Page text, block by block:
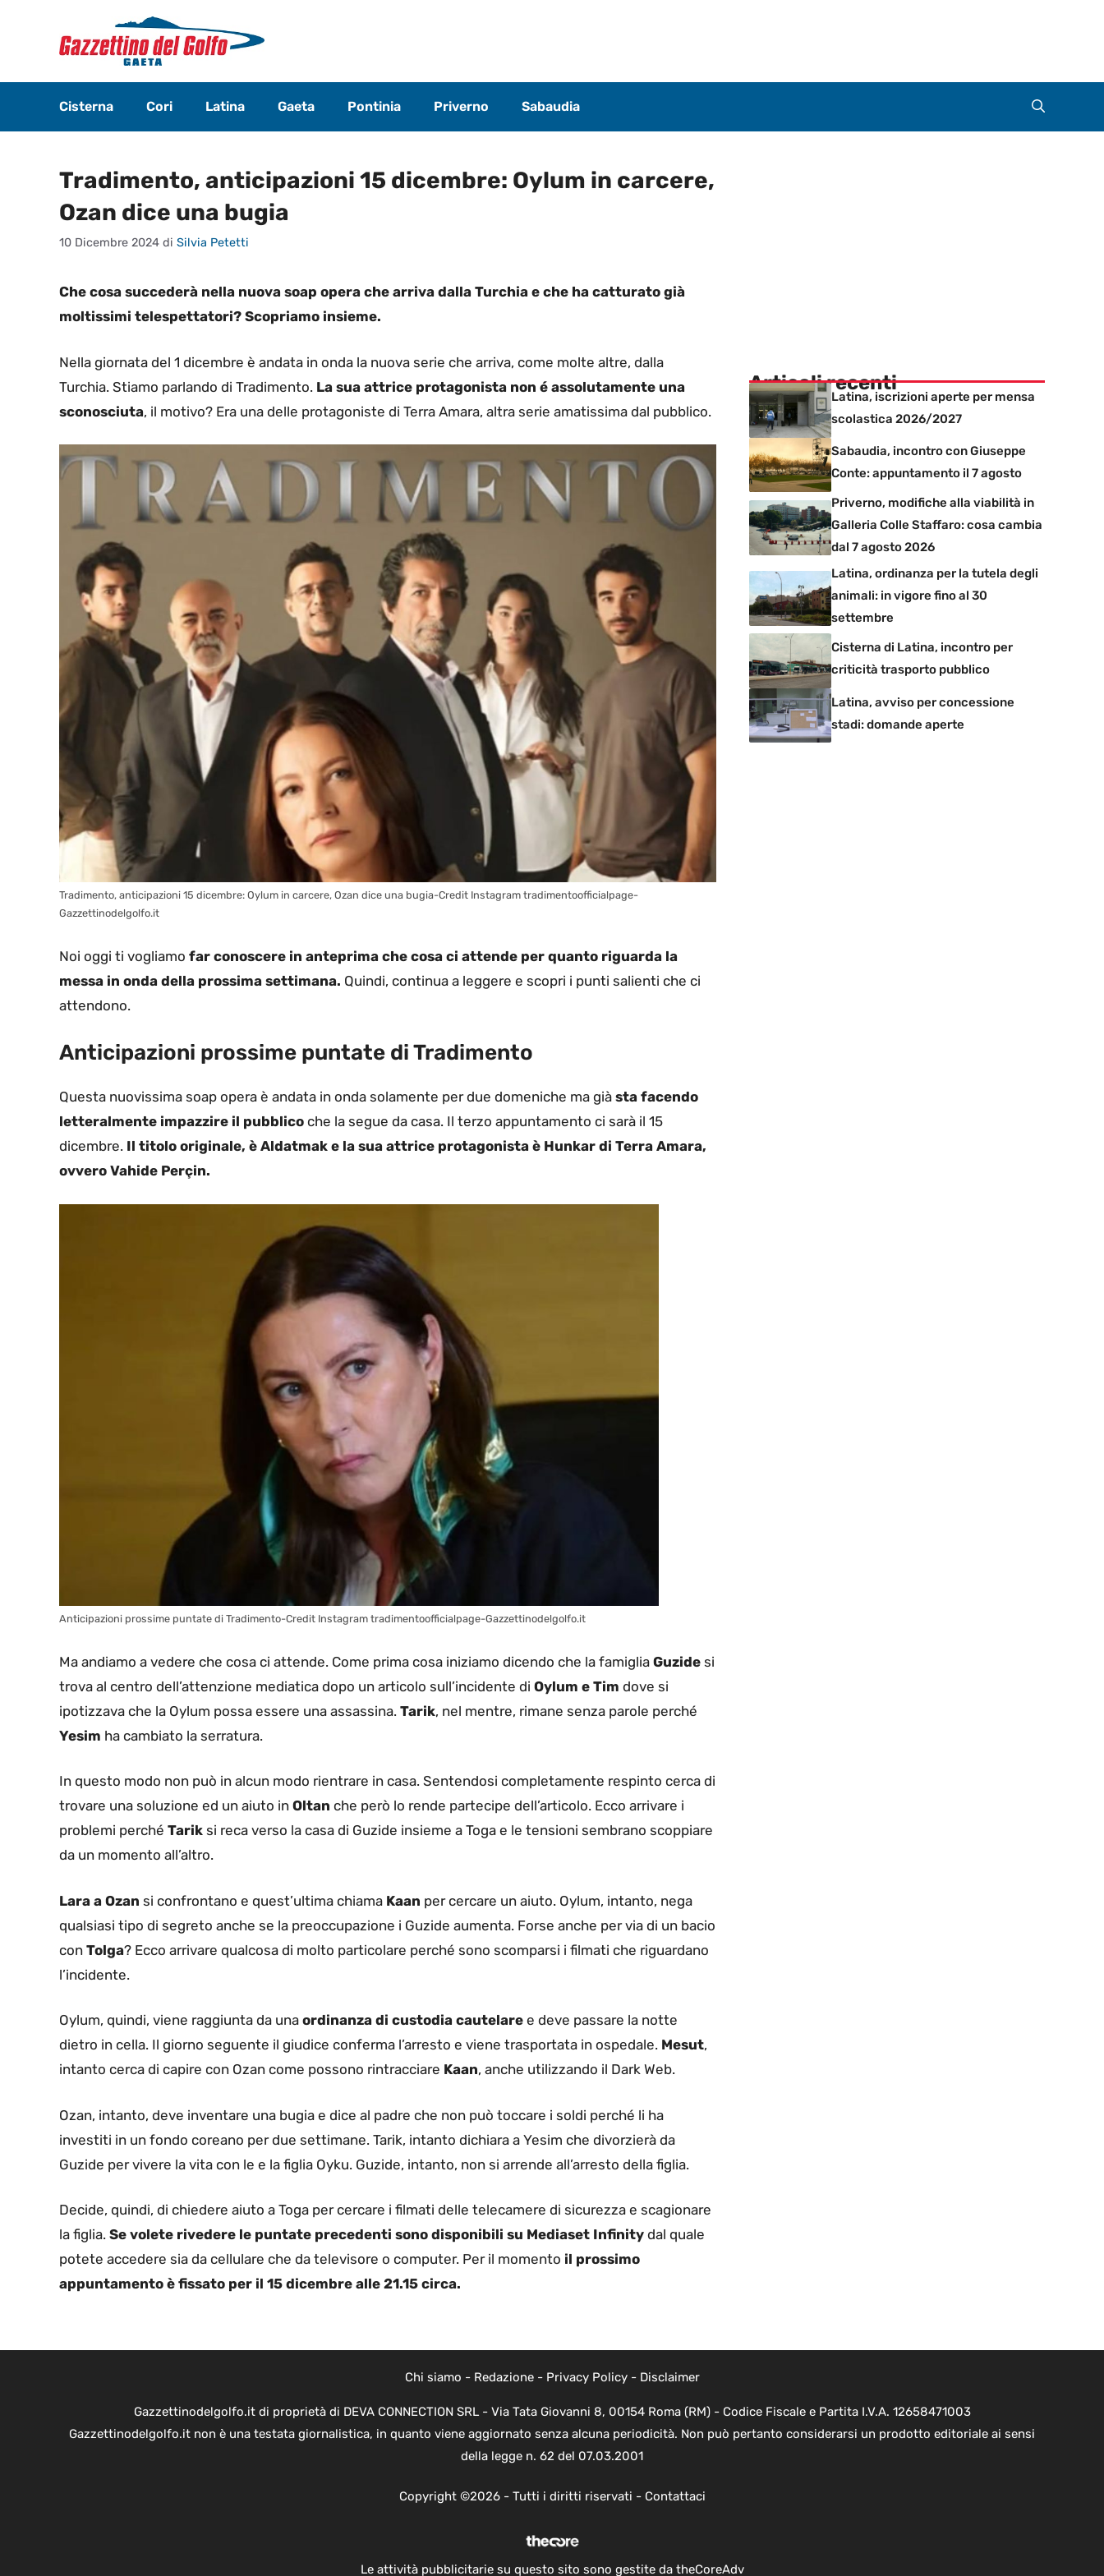
contenuto
Cisterna Cori Latina Gaeta Pontinia Priverno Sabaudia
Tradimento, anticipazioni 15 dicembre: Oylum in carcere,
Ozan dice una bugia
10 Dicembre 2024 di Silvia Petetti
Che cosa succederà nella nuova soap opera che arriva dalla Turchia e che ha catturato già
moltissimi telespettatori? Scopriamo insieme.
Nella giornata del 1 dicembre è andata in onda la nuova serie che arriva, come molte altre, dalla
Turchia. Stiamo parlando di Tradimento. La sua attrice protagonista non é assolutamente una
sconosciuta, il motivo? Era una delle protagoniste di Terra Amara, altra serie amatissima dal pubblico.
Tradimento, anticipazioni 15 dicembre: Oylum in carcere, Ozan dice una bugia-Credit Instagram tradimentoofficialpage-
Gazzettinodelgolfo.it
Noi oggi ti vogliamo far conoscere in anteprima che cosa ci attende per quanto riguarda la
messa in onda della prossima settimana. Quindi, continua a leggere e scopri i punti salienti che ci
attendono.
Anticipazioni prossime puntate di Tradimento
Questa nuovissima soap opera è andata in onda solamente per due domeniche ma già sta facendo
letteralmente impazzire il pubblico che la segue da casa. Il terzo appuntamento ci sarà il 15
dicembre. Il titolo originale, è Aldatmak e la sua attrice protagonista è Hunkar di Terra Amara,
ovvero Vahide Perçin.
Anticipazioni prossime puntate di Tradimento-Credit Instagram tradimentoofficialpage-Gazzettinodelgolfo.it
Ma andiamo a vedere che cosa ci attende. Come prima cosa iniziamo dicendo che la famiglia Guzide si
trova al centro dell’attenzione mediatica dopo un articolo sull’incidente di Oylum e Tim dove si
ipotizzava che la Oylum possa essere una assassina. Tarik, nel mentre, rimane senza parole perché
Yesim ha cambiato la serratura.
In questo modo non può in alcun modo rientrare in casa. Sentendosi completamente respinto cerca di
trovare una soluzione ed un aiuto in Oltan che però lo rende partecipe dell’articolo. Ecco arrivare i
problemi perché Tarik si reca verso la casa di Guzide insieme a Toga e le tensioni sembrano scoppiare
da un momento all’altro.
Lara a Ozan si confrontano e quest’ultima chiama Kaan per cercare un aiuto. Oylum, intanto, nega
qualsiasi tipo di segreto anche se la preoccupazione i Guzide aumenta. Forse anche per via di un bacio
con Tolga? Ecco arrivare qualcosa di molto particolare perché sono scomparsi i filmati che riguardano
l’incidente.
Oylum, quindi, viene raggiunta da una ordinanza di custodia cautelare e deve passare la notte
dietro in cella. Il giorno seguente il giudice conferma l’arresto e viene trasportata in ospedale. Mesut,
intanto cerca di capire con Ozan come possono rintracciare Kaan, anche utilizzando il Dark Web.
Ozan, intanto, deve inventare una bugia e dice al padre che non può toccare i soldi perché li ha
investiti in un fondo coreano per due settimane. Tarik, intanto dichiara a Yesim che divorzierà da
Guzide per vivere la vita con le e la figlia Oyku. Guzide, intanto, non si arrende all’arresto della figlia.
Decide, quindi, di chiedere aiuto a Toga per cercare i filmati delle telecamere di sicurezza e scagionare
la figlia. Se volete rivedere le puntate precedenti sono disponibili su Mediaset Infinity dal quale
potete accedere sia da cellulare che da televisore o computer. Per il momento il prossimo
appuntamento è fissato per il 15 dicembre alle 21.15 circa.
Articoli recenti
Latina, iscrizioni aperte per mensa
scolastica 2026/2027
Sabaudia, incontro con Giuseppe
Conte: appuntamento il 7 agosto
Priverno, modifiche alla viabilità in
Galleria Colle Staffaro: cosa cambia
dal 7 agosto 2026
Latina, ordinanza per la tutela degli
animali: in vigore fino al 30
settembre
Cisterna di Latina, incontro per
criticità trasporto pubblico
Latina, avviso per concessione
stadi: domande aperte
Chi siamo - Redazione- Privacy Policy- Disclaimer
Gazzettinodelgolfo.it di proprietà di DEVA CONNECTION SRL - Via Tata Giovanni 8, 00154 Roma (RM) - Codice Fiscale e Partita I.V.A. 12658471003
Gazzettinodelgolfo.it non è una testata giornalistica, in quanto viene aggiornato senza alcuna periodicità. Non può pertanto considerarsi un prodotto editoriale ai sensi
della legge n. 62 del 07.03.2001
Copyright ©2026 - Tutti i diritti riservati - Contattaci
Le attività pubblicitarie su questo sito sono gestite da theCoreAdv